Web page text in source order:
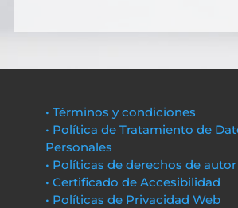
• Términos y condiciones
• Política de Tratamiento de
Personales
• Políticas de derechos de autor
• Certificado de Accesibilidad
• Políticas de Privacidad Web